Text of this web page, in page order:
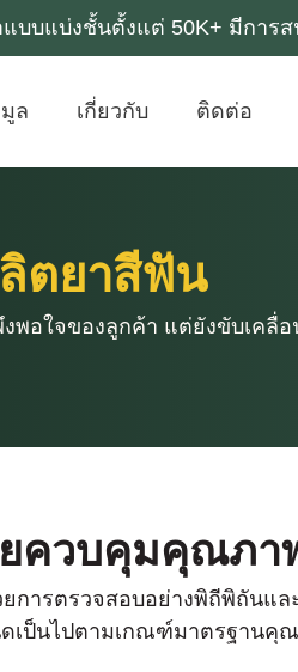
บบแบ่งชั้นตั้งแต่ 50K+ มีกา
ล เกี่ยวกับ ติดต่อ
ตยาสีฟัน
ใจของลูกค้า แต่ยังขับเคลื่อ
ควบคุมคุณภา
ยการตรวจสอบอย่างพิถีพิถัน
เป็นไปตามเกณฑ์มาตรฐานคุ